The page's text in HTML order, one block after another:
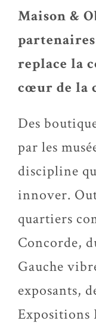
Maison &
replace la
cœur de la
Des
par les
discipline
innover.
quartiers
Concorde,
Gauche
exposants,
Expositions